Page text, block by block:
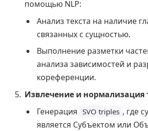
помощью NLP:
Анализ текста на наличие
связанных с сущностью.
Выполнение разметки
анализа зависимостей и
кореференции.
Извлечение и нормализация
Генерация SVO triples , где
является Субъектом или